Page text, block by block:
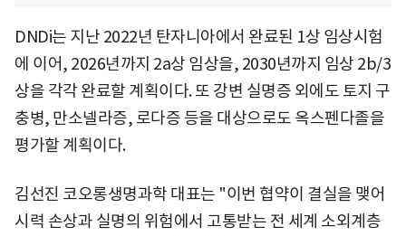
DNDi는 지난 2022년 탄자니아에서 완료된 1상 임상시험
에 이어, 2026년까지 2a상 임상을, 2030년까지 임상 2b/3
상을 각각 완료할 계획이다. 또 강변 실명증 외에도 토지 구
충병, 만소넬라증, 로다증 등을 대상으로도 옥스펜다졸을
평가할 계획이다.
김선진 코오롱생명과학 대표는 "이번 협약이 결실을 맺어
시력 손상과 실명의 위험에서 고통받는 전 세계 소외계층